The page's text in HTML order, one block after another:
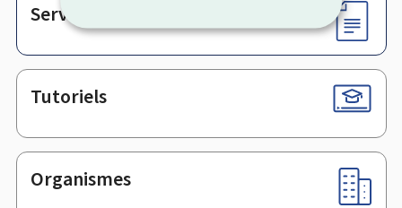
Services en ligne & Formulaires
Tutoriels
Organismes